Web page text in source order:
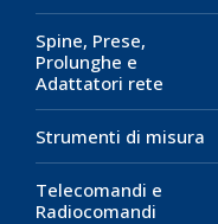
Spine, Prese,
Prolunghe e
Adattatori rete
Strumenti di misura
Telecomandi e
Radiocomandi